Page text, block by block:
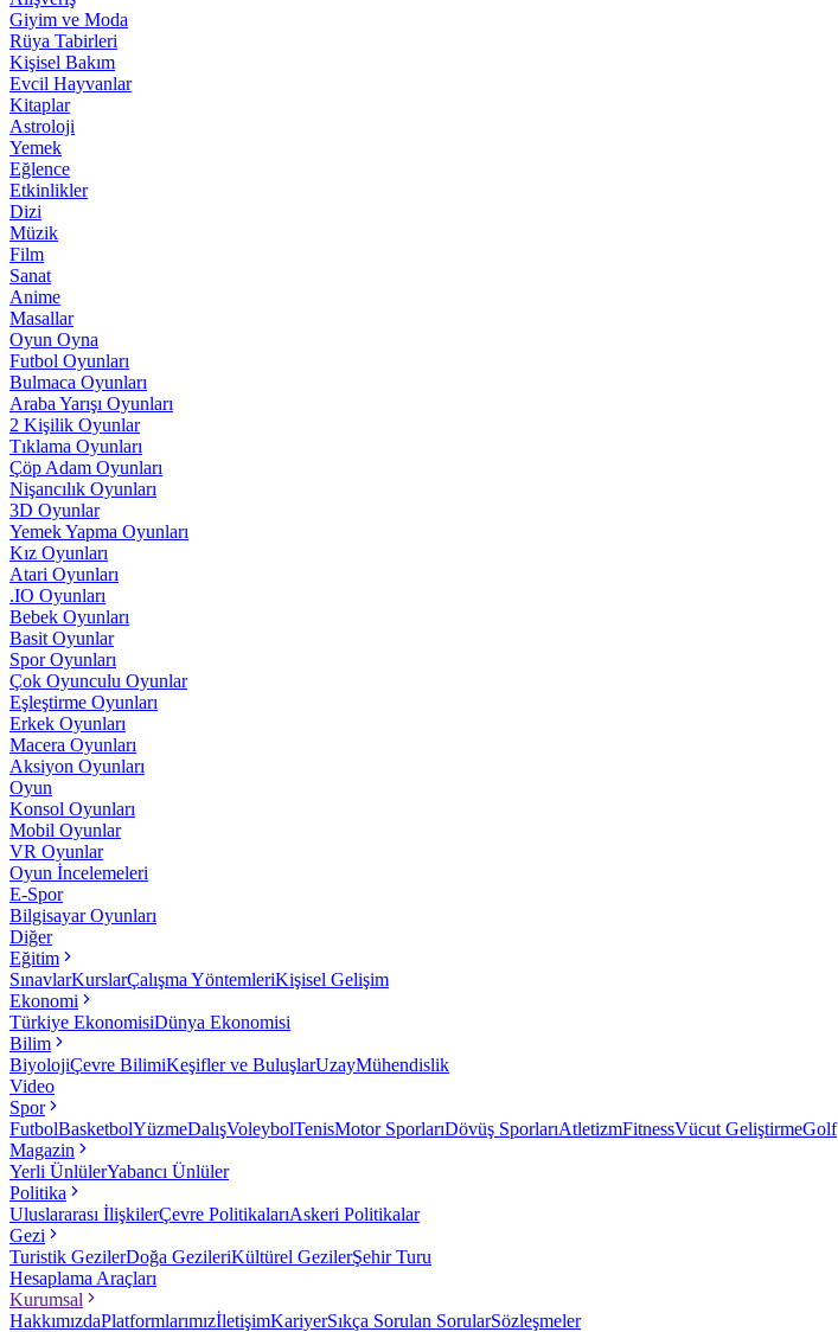
Giyim ve Moda
Rüya Tabirleri
Kişisel Bakım
Evcil Hayvanlar
Kitaplar
Astroloji
Yemek
Eğlence
Etkinlikler
Dizi
Müzik
Film
Sanat
Anime
Masallar
Oyun Oyna
Futbol Oyunları
Bulmaca Oyunları
Araba Yarışı Oyunları
2 Kişilik Oyunlar
Tıklama Oyunları
Çöp Adam Oyunları
Nişancılık Oyunları
3D Oyunlar
Yemek Yapma Oyunları
Kız Oyunları
Atari Oyunları
.IO Oyunları
Bebek Oyunları
Basit Oyunlar
Spor Oyunları
Çok Oyunculu Oyunlar
Eşleştirme Oyunları
Erkek Oyunları
Macera Oyunları
Aksiyon Oyunları
Oyun
Konsol Oyunları
Mobil Oyunlar
VR Oyunlar
Oyun İncelemeleri
E-Spor
Bilgisayar Oyunları
Diğer
Eğitim
SınavlarKurslarÇalışma YöntemleriKişisel Gelişim
Ekonomi
Türkiye EkonomisiDünya Ekonomisi
Bilim
BiyolojiÇevre BilimiKeşifler ve BuluşlarUzayMühendislik
Video
Spor
FutbolBasketbolYüzmeDalışVoleybolTenisMotor SporlarıDövüş SporlarıAtletizmFitnessVücut GeliştirmeGolf
Magazin
Yerli ÜnlülerYabancı Ünlüler
Politika
Uluslararası İlişkilerÇevre PolitikalarıAskeri Politikalar
Gezi
Turistik GezilerDoğa GezileriKültürel GezilerŞehir Turu
Hesaplama Araçları
Kurumsal
HakkımızdaPlatformlarımızİletişimKariyerSıkça Sorulan SorularSözleşmeler